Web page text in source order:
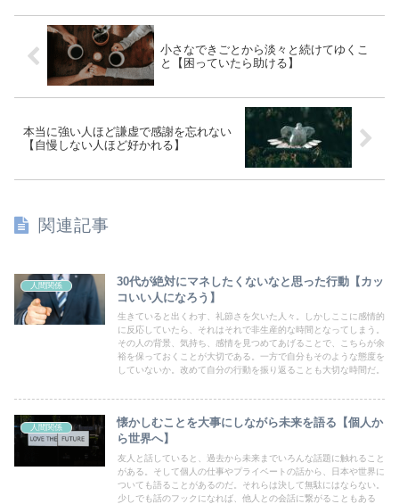
小さなできごとから淡々と続けてゆくこ
と【困っていたら助ける】
本当に強い人ほど謙虚で感謝を忘れない
【自慢しない人ほど好かれる】
関連記事
人間関係
30代が絶対にマネしたくないなと思った行動【カッ
コいい人になろう】
生きていると出くわす、礼節さを欠いた人々。しかしここに感情的
に反応していたら、それはそれで非生産的な時間となってしまう。
その人の背景、気持ち、感情を見つめてあげることで、こちらが余
裕を保っておくことが大切である。一方で自分もそのような態度を
していないか。改めて自分の行動を振り返ることも大切な時間だ。
人間関係
懐かしむことを大事にしながら未来を語る【個人か
ら世界へ】
友人と話していると、過去から未来までいろんな話題に触れること
がある。そして個人の仕事やプライベートの話から、日本や世界に
ついても語ることがあるのだ。それらは決して無駄にはならない。
少しでも話のフックになれば、他人との会話に繋がることもある